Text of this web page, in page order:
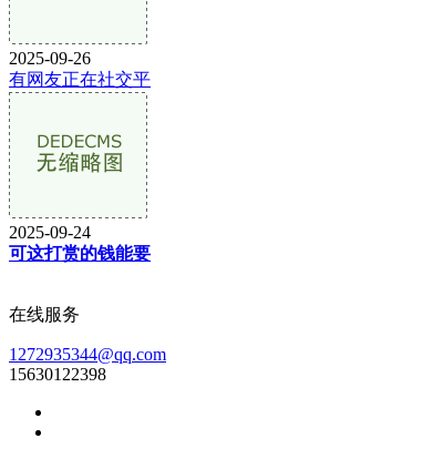
2025-09-26
有网友正在社交平
2025-09-24
可这打赏的钱能要
在线服务
1272935344@qq.com
15630122398